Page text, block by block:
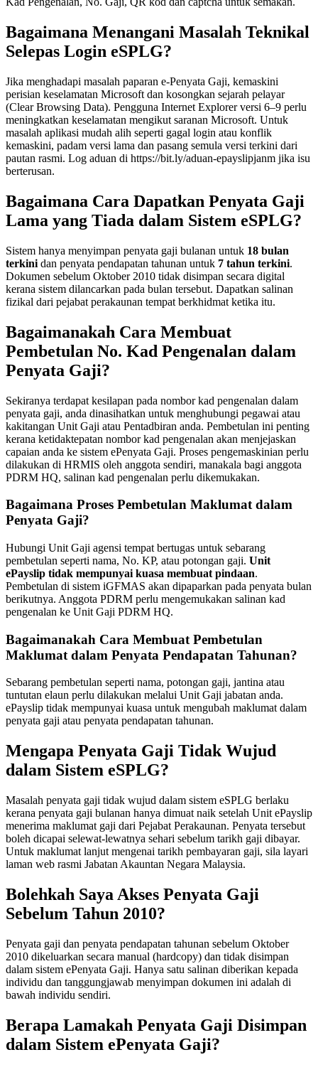
Bagaimana Menangani Masalah Teknikal
Selepas Login eSPLG?
Jika menghadapi masalah paparan e-Penyata Gaji, kemaskini
perisian keselamatan Microsoft dan kosongkan sejarah pelayar
(Clear Browsing Data). Pengguna Internet Explorer versi 6–9 perlu
meningkatkan keselamatan mengikut saranan Microsoft. Untuk
masalah aplikasi mudah alih seperti gagal login atau konflik
kemaskini, padam versi lama dan pasang semula versi terkini dari
pautan rasmi. Log aduan di https://bit.ly/aduan-epayslipjanm jika isu
berterusan.
Bagaimana Cara Dapatkan Penyata Gaji
Lama yang Tiada dalam Sistem eSPLG?
Sistem hanya menyimpan penyata gaji bulanan untuk 18 bulan
terkini dan penyata pendapatan tahunan untuk 7 tahun terkini.
Dokumen sebelum Oktober 2010 tidak disimpan secara digital
kerana sistem dilancarkan pada bulan tersebut. Dapatkan salinan
fizikal dari pejabat perakaunan tempat berkhidmat ketika itu.
Bagaimanakah Cara Membuat
Pembetulan No. Kad Pengenalan dalam
Penyata Gaji?
Sekiranya terdapat kesilapan pada nombor kad pengenalan dalam
penyata gaji, anda dinasihatkan untuk menghubungi pegawai atau
kakitangan Unit Gaji atau Pentadbiran anda. Pembetulan ini penting
kerana ketidaktepatan nombor kad pengenalan akan menjejaskan
capaian anda ke sistem ePenyata Gaji. Proses pengemaskinian perlu
dilakukan di HRMIS oleh anggota sendiri, manakala bagi anggota
PDRM HQ, salinan kad pengenalan perlu dikemukakan.
Bagaimana Proses Pembetulan Maklumat dalam
Penyata Gaji?
Hubungi Unit Gaji agensi tempat bertugas untuk sebarang
pembetulan seperti nama, No. KP, atau potongan gaji. Unit
ePayslip tidak mempunyai kuasa membuat pindaan.
Pembetulan di sistem iGFMAS akan dipaparkan pada penyata bulan
berikutnya. Anggota PDRM perlu mengemukakan salinan kad
pengenalan ke Unit Gaji PDRM HQ.
Bagaimanakah Cara Membuat Pembetulan
Maklumat dalam Penyata Pendapatan Tahunan?
Sebarang pembetulan seperti nama, potongan gaji, jantina atau
tuntutan elaun perlu dilakukan melalui Unit Gaji jabatan anda.
ePayslip tidak mempunyai kuasa untuk mengubah maklumat dalam
penyata gaji atau penyata pendapatan tahunan.
Mengapa Penyata Gaji Tidak Wujud
dalam Sistem eSPLG?
Masalah penyata gaji tidak wujud dalam sistem eSPLG berlaku
kerana penyata gaji bulanan hanya dimuat naik setelah Unit ePayslip
menerima maklumat gaji dari Pejabat Perakaunan. Penyata tersebut
boleh dicapai selewat-lewatnya sehari sebelum tarikh gaji dibayar.
Untuk maklumat lanjut mengenai tarikh pembayaran gaji, sila layari
laman web rasmi Jabatan Akauntan Negara Malaysia.
Bolehkah Saya Akses Penyata Gaji
Sebelum Tahun 2010?
Penyata gaji dan penyata pendapatan tahunan sebelum Oktober
2010 dikeluarkan secara manual (hardcopy) dan tidak disimpan
dalam sistem ePenyata Gaji. Hanya satu salinan diberikan kepada
individu dan tanggungjawab menyimpan dokumen ini adalah di
bawah individu sendiri.
Berapa Lamakah Penyata Gaji Disimpan
dalam Sistem ePenyata Gaji?